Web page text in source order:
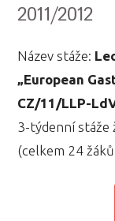
2011/2012
Název stáže:
„European
CZ/11/LLP-
3-týdenní stáže
(celkem 24